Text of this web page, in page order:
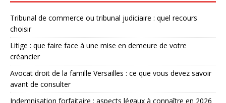
Tribunal de commerce ou tribunal judiciaire : quel recours
choisir
Litige : que faire face à une mise en demeure de votre
créancier
Avocat droit de la famille Versailles : ce que vous devez savoir
avant de consulter
Indemnisation forfaitaire : aspects légaux à connaître en 2026